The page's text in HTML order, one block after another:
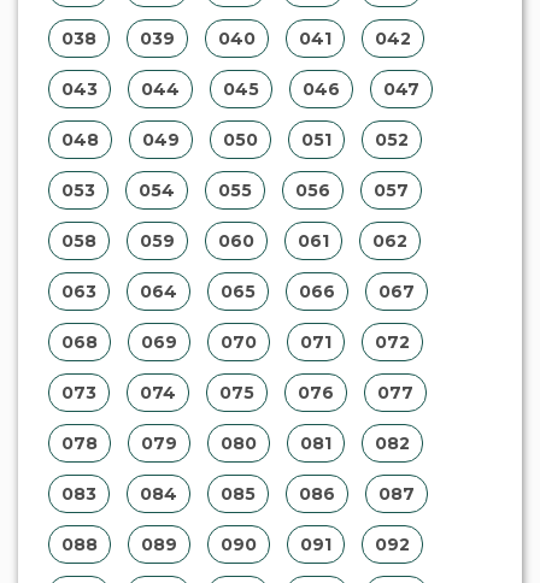
038 039 040 041 042
043 044 045 046 047
048 049 050 051 052
053 054 055 056 057
058 059 060 061 062
063 064 065 066 067
068 069 070 071 072
073 074 075 076 077
078 079 080 081 082
083 084 085 086 087
088 089 090 091 092